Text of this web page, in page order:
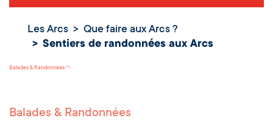
Les Arcs
Que faire aux Arcs ?
Sentiers de randonnées aux Arcs
Sentiers de
randonnées
Balades & Randonnées
Balades & Randonnées